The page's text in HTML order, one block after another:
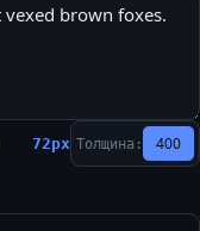
72px Толщина: 400